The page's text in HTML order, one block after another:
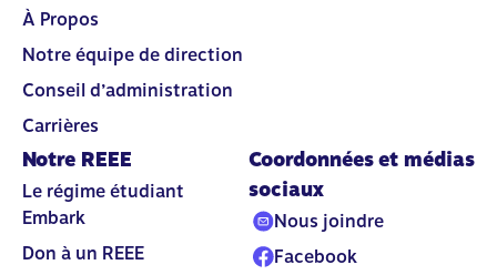
À Propos
Notre équipe de direction
Conseil d’administration
Carrières
Notre REEE
Le régime étudiant
Embark
Don à un REEE
Coordonnées et médias
sociaux
Nous joindre
Facebook